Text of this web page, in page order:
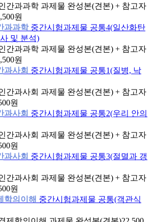
간과과학 과제물 완성본(견본) + 참고자
원
과과학 중간시험과제물 공통4(일산화탄
및 분석)
간과과학 과제물 완성본(견본) + 참고자
원
과사회 중간시험과제물 공통1(질병, 낙
간과사회 과제물 완성본(견본) + 참고자
원
과사회 중간시험과제물 공통2(우리 안의
간과사회 과제물 완성본(견본) + 참고자
원
과사회 중간시험과제물 공통3(절멸과 갱
간과사회 과제물 완성본(견본) + 참고자
원
학의이해 중간시험과제물 공통(객관식